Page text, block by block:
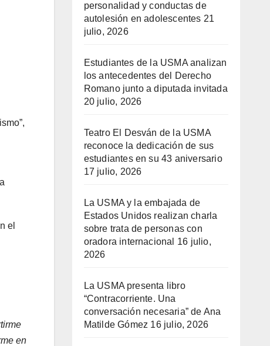
el
en
personalidad y conductas de
autolesión en adolescentes 21
julio, 2026
Estudiantes de la USMA analizan
los antecedentes del Derecho
Romano junto a diputada invitada
20 julio, 2026
Teatro El Desván de la USMA
reconoce la dedicación de sus
estudiantes en su 43 aniversario
17 julio, 2026
La USMA y la embajada de
Estados Unidos realizan charla
sobre trata de personas con
oradora internacional
16 julio,
2026
La USMA presenta libro
“Contracorriente. Una
conversación necesaria” de Ana
Matilde Gómez 16 julio, 2026